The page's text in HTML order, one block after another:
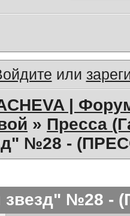
или
|
» Пресса
№28 -
звезд" №28 -